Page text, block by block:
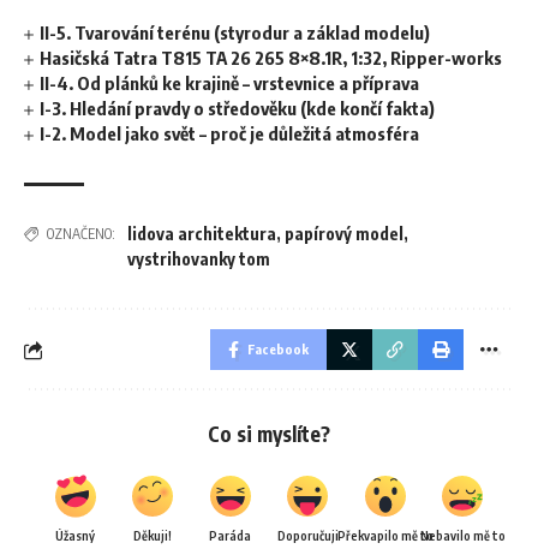
II-5. Tvarování terénu (styrodur a základ modelu)
Hasičská Tatra T815 TA 26 265 8×8.1R, 1:32, Ripper-works
II-4. Od plánků ke krajině – vrstevnice a příprava
I-3. Hledání pravdy o středověku (kde končí fakta)
I-2. Model jako svět – proč je důležitá atmosféra
OZNAČENO: lidova architektura, papírový model ,
vystrihovanky tom
Facebook
Co si myslíte?
Úžasný Děkuji! Paráda DoporučujiPřekvapilo mě toNebavilo mě to